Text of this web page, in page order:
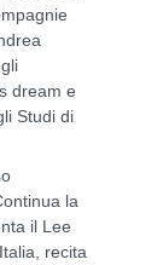
dream e
Studi di
la
il Lee
recita